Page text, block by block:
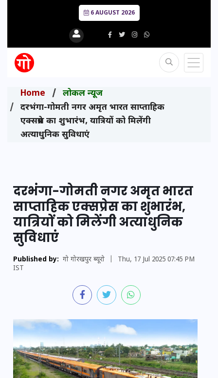
6 AUGUST 2026
Home
लोकल न्यूज
दरभंगा-गोमती नगर अमृत भारत साप्ताहिक
एक्सप्रेस का शुभारंभ, यात्रियों को मिलेंगी
अत्याधुनिक सुविधाएं
दरभंगा-गोमती नगर अमृत भारत
साप्ताहिक एक्सप्रेस का शुभारंभ,
यात्रियों को मिलेंगी अत्याधुनिक
सुविधाएं
Published by: गो गोरखपुर ब्यूरो
Thu, 17 Jul 2025 07:45 PM
IST